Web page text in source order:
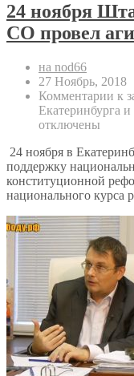
24 ноября
СО провел
на nod66
27 Ноябрь, 2018
Комментарии к
Екатеринбурга
отключены
24 ноября в
поддержку
конституционной
национального курса